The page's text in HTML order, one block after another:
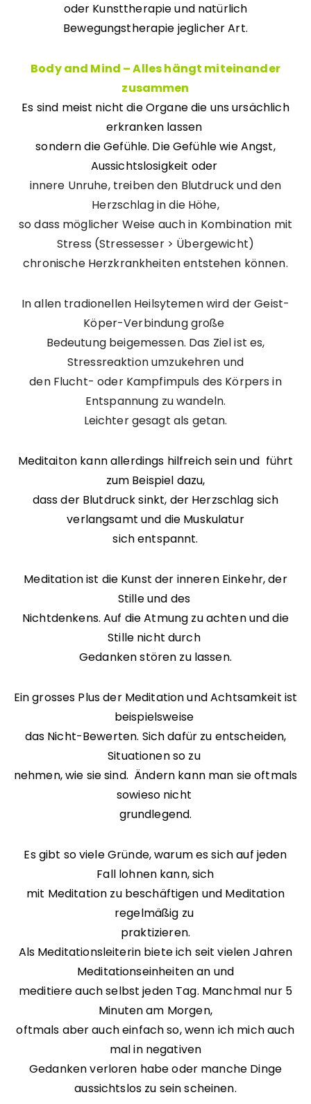
oder Kunsttherapie und natürlich
Bewegungstherapie jeglicher Art.
Body and Mind – Alles hängt miteinander
zusammen
Es sind meist nicht die Organe die uns ursächlich
erkranken lassen
sondern die Gefühle. Die Gefühle wie Angst,
Aussichtslosigkeit oder
innere Unruhe, treiben den Blutdruck und den
Herzschlag in die Höhe,
so dass möglicher Weise auch in Kombination mit
Stress (Stressesser > Übergewicht)
chronische Herzkrankheiten entstehen können.
In allen tradionellen Heilsytemen wird der Geist-
Köper-Verbindung große
Bedeutung beigemessen. Das Ziel ist es,
Stressreaktion umzukehren und
den Flucht- oder Kampfimpuls des Körpers in
Entspannung zu wandeln.
Leichter gesagt als getan.
Meditaiton kann allerdings hilfreich sein und führt
zum Beispiel dazu,
dass der Blutdruck sinkt, der Herzschlag sich
verlangsamt und die Muskulatur
sich entspannt.
Meditation ist die Kunst der inneren Einkehr, der
Stille und des
Nichtdenkens. Auf die Atmung zu achten und die
Stille nicht durch
Gedanken stören zu lassen.
Ein grosses Plus der Meditation und Achtsamkeit ist
beispielsweise
das Nicht-Bewerten. Sich dafür zu entscheiden,
Situationen so zu
nehmen, wie sie sind. Ändern kann man sie oftmals
sowieso nicht
grundlegend.
Es gibt so viele Gründe, warum es sich auf jeden
Fall lohnen kann, sich
mit Meditation zu beschäftigen und Meditation
regelmäßig zu
praktizieren.
Als Meditationsleiterin biete ich seit vielen Jahren
Meditationseinheiten an und
meditiere auch selbst jeden Tag. Manchmal nur 5
Minuten am Morgen,
oftmals aber auch einfach so, wenn ich mich auch
mal in negativen
Gedanken verloren habe oder manche Dinge
aussichtslos zu sein scheinen.